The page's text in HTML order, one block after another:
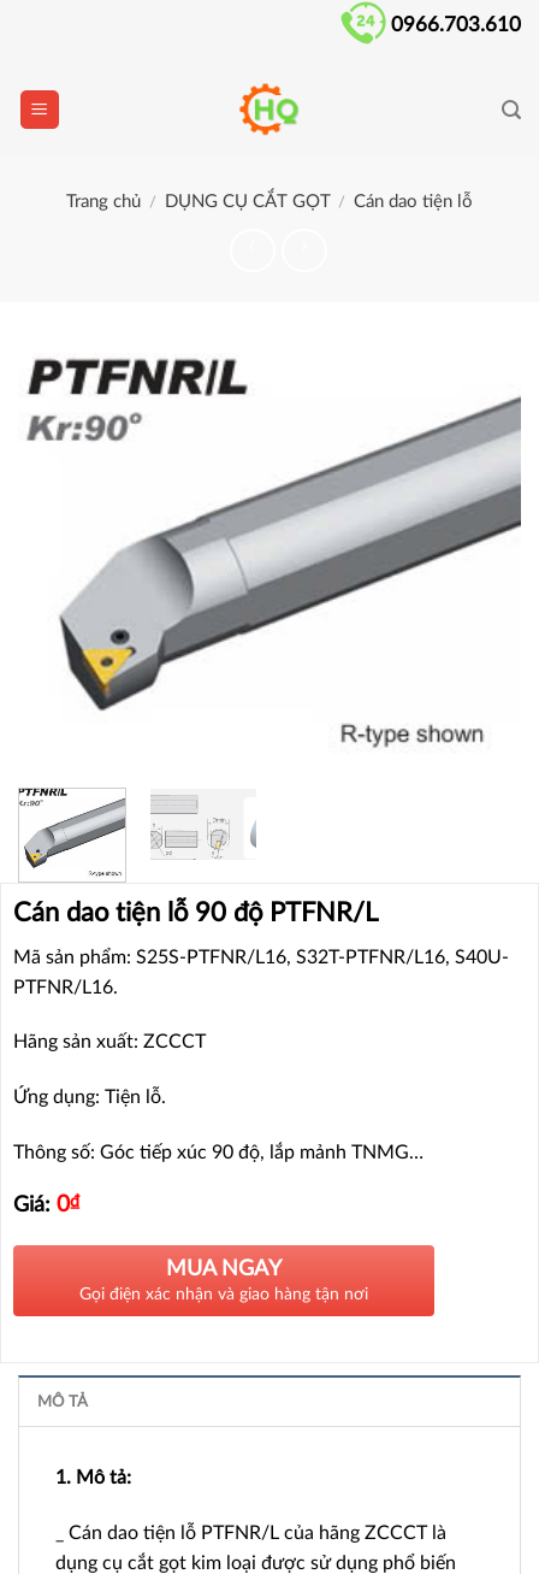
0966.703.610
Trang chủ / DỤNG CỤ CẮT GỌT / Cán dao tiện lỗ
Cán dao tiện lỗ 90 độ PTFNR/L
Mã sản phẩm: S25S-PTFNR/L16, S32T-PTFNR/L16, S40U-
PTFNR/L16.
Hãng sản xuất: ZCCCT
Ứng dụng: Tiện lỗ.
Thông số: Góc tiếp xúc 90 độ, lắp mảnh TNMG…
Giá: 0₫
MUA NGAY
Gọi điện xác nhận và giao hàng tận nơi
MÔ TẢ
1. Mô tả:
_ Cán dao tiện lỗ PTFNR/L của hãng ZCCCT là
dụng cụ cắt gọt kim loại được sử dụng phổ biến